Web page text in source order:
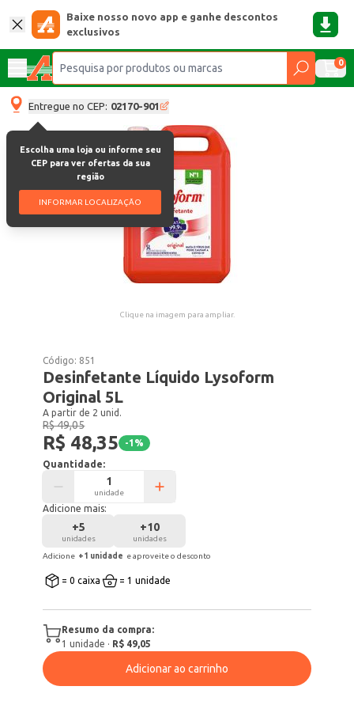
Baixe nosso novo app e ganhe descontos
exclusivos
0
Entregue no CEP: 02170-901
Escolha uma loja ou informe seu
CEP para ver ofertas da sua
região
INFORMAR LOCALIZAÇÃO
Clique na imagem para ampliar.
Código: 851
Desinfetante Líquido Lysoform
Original 5L
A partir de 2 unid.
R$ 49,05
R$ 48,35 -1 %
Quantidade:
unidade
Adicione mais:
+5
unidades
+10
unidades
Adicione +1 unidade e aproveite o desconto
= 0 caixa = 1 unidade
Resumo da compra:
1 unidade · R$ 49,05
Adicionar ao carrinho